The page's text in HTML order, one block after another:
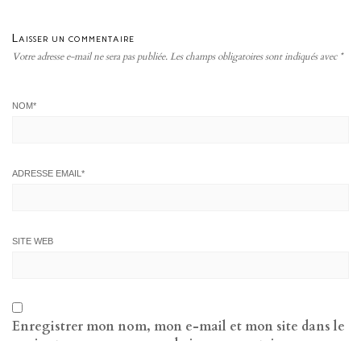
Laisser un commentaire
Votre adresse e-mail ne sera pas publiée.Les champs obligatoires sont indiqués avec *
NOM*
ADRESSE EMAIL *
SITE WEB
Enregistrer mon nom, mon e-mail et mon site dans le